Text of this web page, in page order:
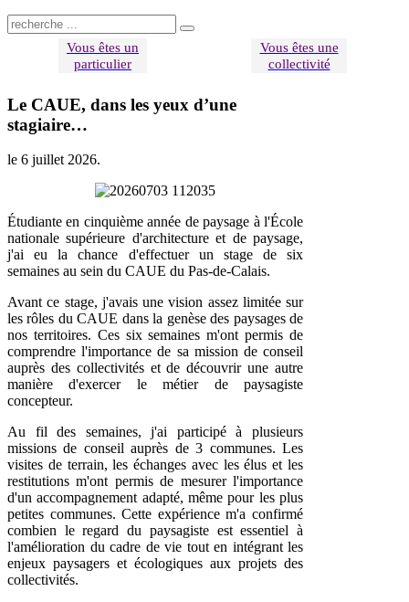
Vous êtes un
particulier
Vous êtes une
collectivité
Le CAUE, dans les yeux d’une
stagiaire…
le 6 juillet 2026.
Étudiante en cinquième année de paysage à l'École
nationale supérieure d'architecture et de paysage,
j'ai eu la chance d'effectuer un stage de six
semaines au sein du CAUE du Pas-de-Calais.
Avant ce stage, j'avais une vision assez limitée sur
les rôles du CAUE dans la genèse des paysages de
nos territoires. Ces six semaines m'ont permis de
comprendre l'importance de sa mission de conseil
auprès des collectivités et de découvrir une autre
manière d'exercer le métier de paysagiste
concepteur.
Au fil des semaines, j'ai participé à plusieurs
missions de conseil auprès de 3 communes. Les
visites de terrain, les échanges avec les élus et les
restitutions m'ont permis de mesurer l'importance
d'un accompagnement adapté, même pour les plus
petites communes. Cette expérience m'a confirmé
combien le regard du paysagiste est essentiel à
l'amélioration du cadre de vie tout en intégrant les
enjeux paysagers et écologiques aux projets des
collectivités.